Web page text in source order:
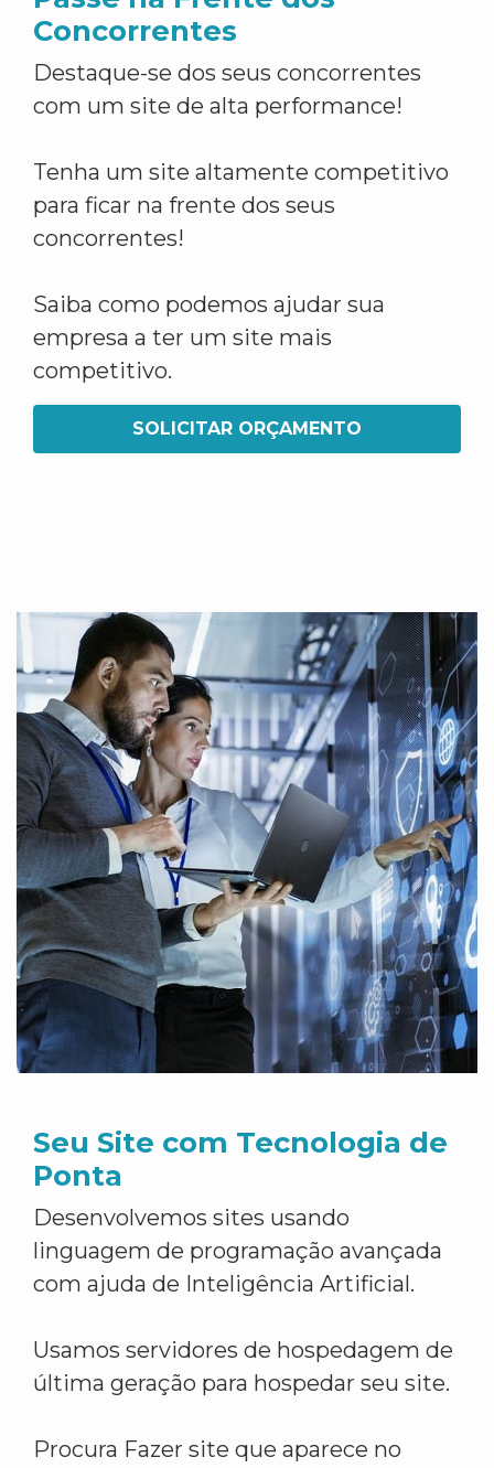
Concorrentes
Destaque-se dos seus concorrentes
com um site de alta performance!
Tenha um site altamente competitivo
para ficar na frente dos seus
concorrentes!
Saiba como podemos ajudar sua
empresa a ter um site mais
competitivo.
SOLICITAR ORÇAMENTO
Seu Site com Tecnologia de
Ponta
Desenvolvemos sites usando
linguagem de programação avançada
com ajuda de Inteligência Artificial.
Usamos servidores de hospedagem de
última geração para hospedar seu site.
Procura Fazer site que aparece no